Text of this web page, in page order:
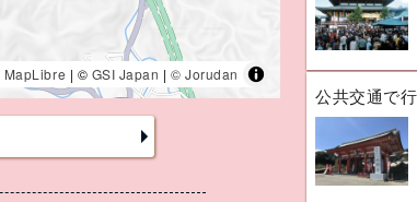
MapLibre | © GSI Japan |© Jorudan